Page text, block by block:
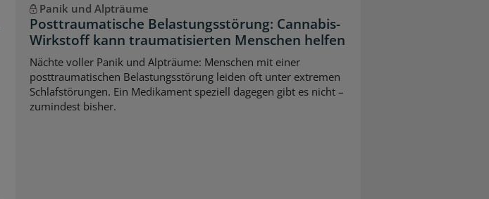
Panik und Alpträume
Posttraumatische Belastungsstörung: Cannabis-
Wirkstoff kann traumatisierten Menschen helfen
Nächte voller Panik und Alpträume: Menschen mit einer
posttraumatischen Belastungsstörung leiden oft unter extremen
Schlafstörungen. Ein Medikament speziell dagegen gibt es nicht –
zumindest bisher.